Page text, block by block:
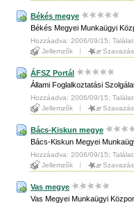
Békés megye
Békés Megyei Munkaügyi
Hozzáadva: 2006/09/15;
Jellemzők
ÁFSZ Portál
Állami Foglalkoztatási
Hozzáadva: 2006/09/15;
Jellemzők
Bács-Kiskun megye
Bács-Kiskun Megyei
Hozzáadva: 2006/09/15;
Jellemzők
Vas megye
Vas Megyei Munkaügyi